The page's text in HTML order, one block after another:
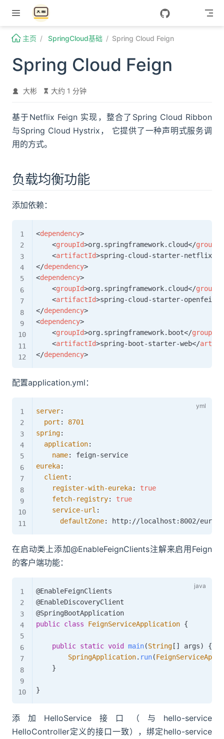
Skip to content
主页 SpringCloud基础 Spring Cloud Feign
Spring Cloud Feign
大彬 大约 1 分钟
基于Netflix Feign 实现，整合了Spring Cloud Ribbon
与Spring Cloud Hystrix， 它提供了一种声明式服务调
用的方式。
负载均衡功能
添加依赖：
<dependency>
<groupId>org.springframework.cloud</groupId
<artifactId>spring-cloud-starter-netflix-
</dependency>
<dependency>
<groupId>org.springframework.cloud</groupId
<artifactId>spring-cloud-starter-openfeign
</dependency>
<dependency>
<groupId>org.springframework.boot</groupId
<artifactId>spring-boot-starter-web</
</dependency>
配置application.yml：
server:
port :
8701
spring:
application:
name: feign-
eureka:
client :
register-with-eureka:
true
fetch-registry:
true
service-url :
defaultZone: http: //localhost :
在启动类上添加@EnableFeignClients注解来启用Feign
的客户端功能：
@EnableFeignClients
@EnableDiscoveryClient
@SpringBootApplication
public class FeignServiceApplication {
public static void main(String [ ] args)
{
SpringApplication. run(
}
}
添加HelloService接口（与hello-service
HelloController定义的接口一致），绑定hello-service